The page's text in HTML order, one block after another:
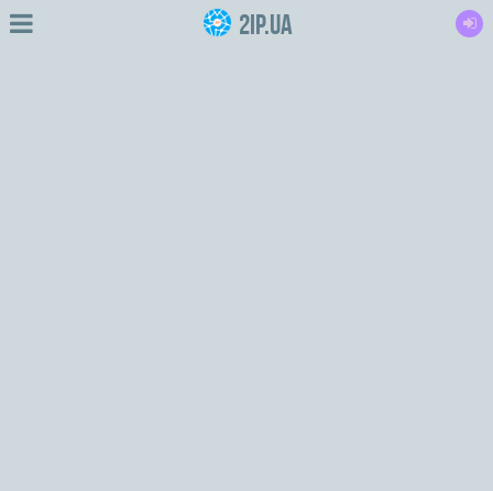
2IP.ua